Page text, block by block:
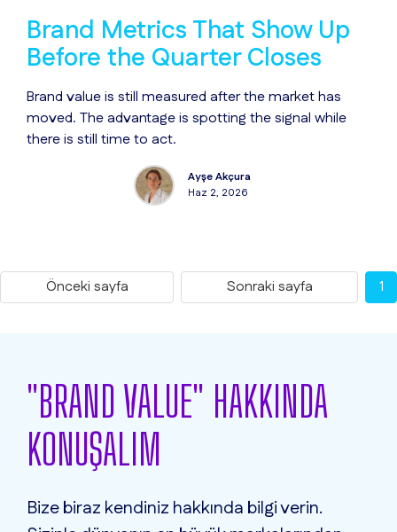
Brand Metrics That Show Up
Before the Quarter Closes
Brand value is still measured after the market has
moved. The advantage is spotting the signal while
there is still time to act.
Ayşe Akçura
Haz 2, 2026
Önceki sayfa Sonraki sayfa 1
"BRAND VALUE" HAKKINDA
KONUŞALIM
Bize biraz kendiniz hakkında bilgi verin.